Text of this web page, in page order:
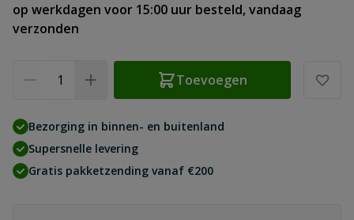
op werkdagen voor 15:00 uur besteld, vandaag
verzonden
Toevoegen
Bezorging in binnen- en buitenland
Supersnelle levering
Gratis pakketzending vanaf €200